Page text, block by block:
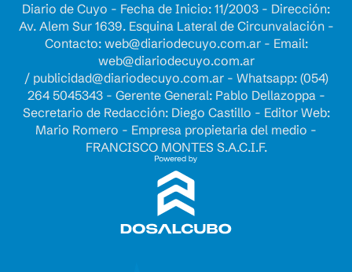
Diario de Cuyo - Fecha de Inicio: 11/2003 - Dirección:
Av. Alem Sur 1639. Esquina Lateral de Circunvalación -
Contacto: web@diariodecuyo.com.ar- Email:
web@diariodecuyo.com.ar
/ publicidad@diariodecuyo.com.ar- Whatsapp: (054)
264 5045343 - Gerente General: Pablo Dellazoppa -
Secretario de Redacción: Diego Castillo - Editor Web:
Mario Romero - Empresa propietaria del medio -
FRANCISCO MONTES S.A.C.I.F.